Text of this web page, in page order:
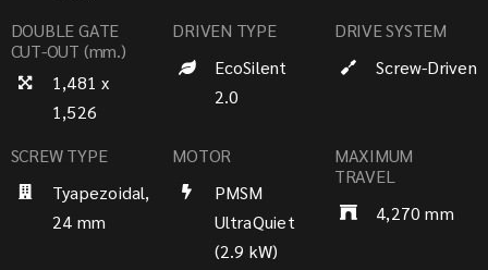
DOUBLE GATE
CUT-OUT (mm.)
1,481 x
1,526
DRIVEN TYPE
EcoSilent
2.0
DRIVE SYSTEM
Screw-Driven
SCREW TYPE
Tyapezoidal,
24 mm
MOTOR
PMSM
UltraQuiet
(2.9 kW)
MAXIMUM
TRAVEL
4,270 mm